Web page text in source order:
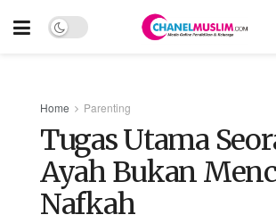
Home Parenting
Tugas Utama
Ayah Bukan
Nafkah